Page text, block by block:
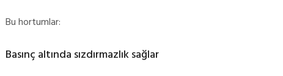
Bu hortumlar:
Basınç altında sızdırmazlık sağlar